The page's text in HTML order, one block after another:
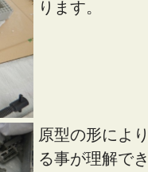
ります。
原型の形によ
る事が理解で